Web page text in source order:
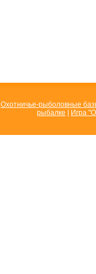
Охотничье-рыболовные
рыбалке
Игра